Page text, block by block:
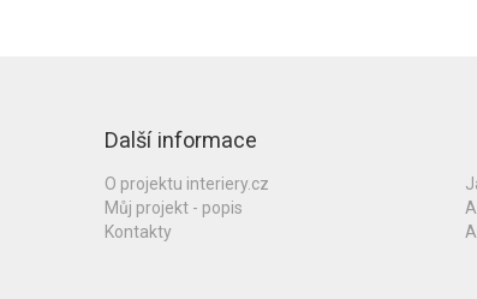
Další informace
O projektu interiery.cz
Můj projekt - popis
Kontakty